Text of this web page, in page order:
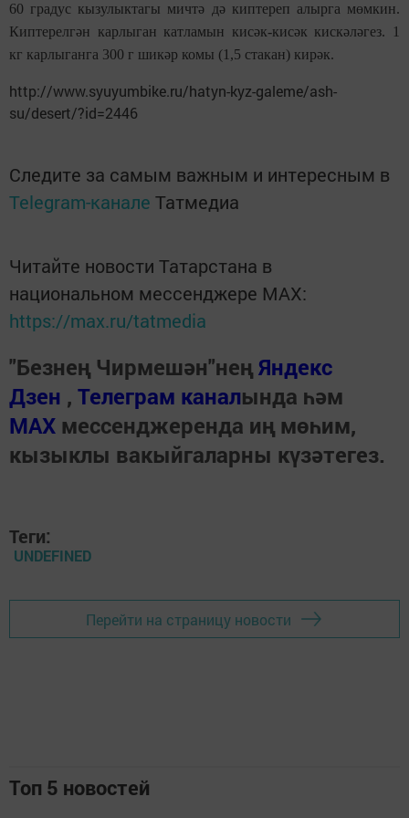
60 градус кызулыктагы мичтә дә киптереп алырга мөмкин.
Кип­терел­гән карлыган катламын кисәк-кисәк кискәләгез. 1
кг карлыганга 300 г шикәр комы (1,5 стакан) кирәк.
http://www.syuyumbike.ru/hatyn-kyz-galeme/ash-
su/desert/?id=2446
Следите за самым важным и интересным в
Telegram-канале Татмедиа
Читайте новости Татарстана в
национальном мессенджере MАХ:
https://max.ru/tatmedia
"Безнең Чирмешән"неңЯндекс
Дзен , Телеграм каналында һәм
МАХ мессенджеренда иң мөһим,
кызыклы вакыйгаларны күзәтегез.
Теги:
UNDEFINED
Перейти на страницу новости
Топ 5 новостей